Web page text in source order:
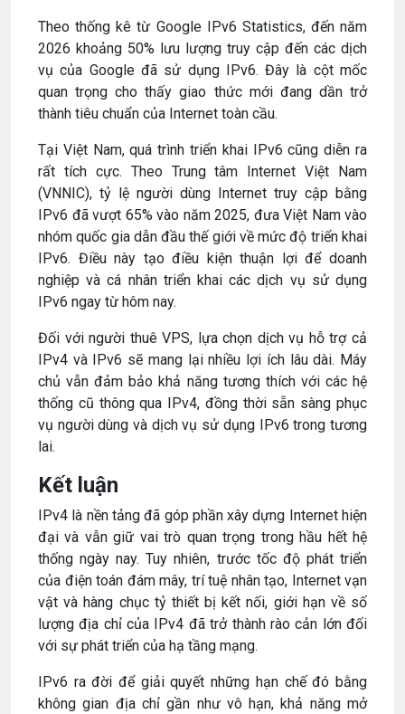
Theo thống kê từ Google IPv6 Statistics, đến năm
2026 khoảng 50% lưu lượng truy cập đến các dịch
vụ của Google đã sử dụng IPv6. Đây là cột mốc
quan trọng cho thấy giao thức mới đang dần trở
thành tiêu chuẩn của Internet toàn cầu.
Tại Việt Nam, quá trình triển khai IPv6 cũng diễn ra
rất tích cực. Theo Trung tâm Internet Việt Nam
(VNNIC), tỷ lệ người dùng Internet truy cập bằng
IPv6 đã vượt 65% vào năm 2025, đưa Việt Nam vào
nhóm quốc gia dẫn đầu thế giới về mức độ triển khai
IPv6. Điều này tạo điều kiện thuận lợi để doanh
nghiệp và cá nhân triển khai các dịch vụ sử dụng
IPv6 ngay từ hôm nay.
Đối với người thuê VPS, lựa chọn dịch vụ hỗ trợ cả
IPv4 và IPv6 sẽ mang lại nhiều lợi ích lâu dài. Máy
chủ vẫn đảm bảo khả năng tương thích với các hệ
thống cũ thông qua IPv4, đồng thời sẵn sàng phục
vụ người dùng và dịch vụ sử dụng IPv6 trong tương
lai.
Kết luận
IPv4 là nền tảng đã góp phần xây dựng Internet hiện
đại và vẫn giữ vai trò quan trọng trong hầu hết hệ
thống ngày nay. Tuy nhiên, trước tốc độ phát triển
của điện toán đám mây, trí tuệ nhân tạo, Internet vạn
vật và hàng chục tỷ thiết bị kết nối, giới hạn về số
lượng địa chỉ của IPv4 đã trở thành rào cản lớn đối
với sự phát triển của hạ tầng mạng.
IPv6 ra đời để giải quyết những hạn chế đó bằng
không gian địa chỉ gần như vô hạn, khả năng mở